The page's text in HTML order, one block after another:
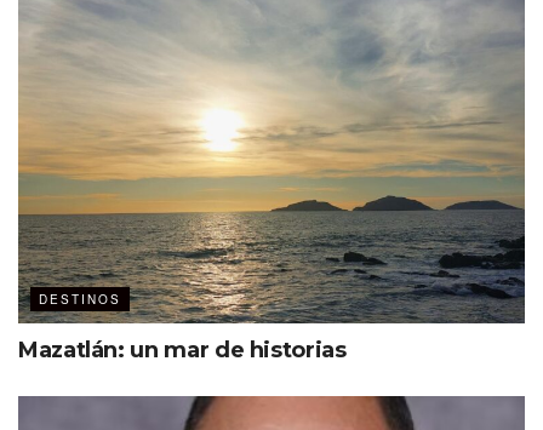
DESTINOS
Mazatlán: un mar de historias